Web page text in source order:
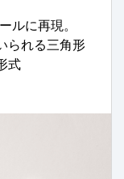
ルに再現。
られる三角形
式